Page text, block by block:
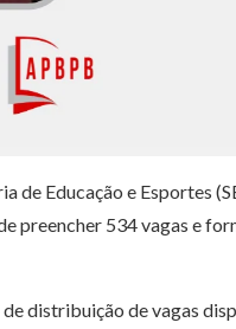
de Educação e Esportes
preencher 534 vagas e
distribuição de vagas